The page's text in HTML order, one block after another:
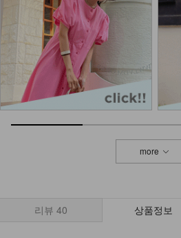
more
리뷰 40 상품정보